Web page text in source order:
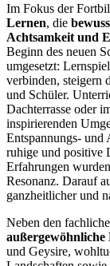
Im Fokus der
Lernen, die
Achtsamkeit und
Beginn des neuen
umgesetzt:
verbinden, steigern
und Schüler.
Dachterrasse oder
inspirierenden
Entspannungs- und
ruhige und positive
Erfahrungen
Resonanz. Darauf
ganzheitlicher und
Neben den
außergewöhnliche
und Geysire,